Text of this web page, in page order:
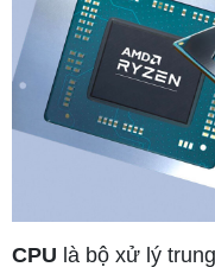
CPU là bộ xử lý